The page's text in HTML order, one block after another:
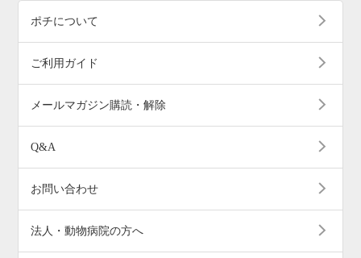
ポチについて
ご利用ガイド
メールマガジン購読・解除
Q&A
お問い合わせ
法人・動物病院の方へ